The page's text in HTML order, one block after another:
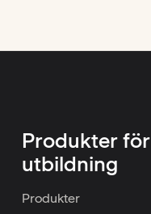
Produkter för
utbildning
Produkter